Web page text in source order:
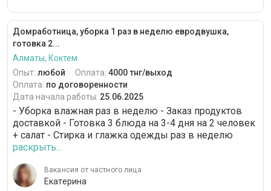
Домработница, уборка 1 раз в неделю евродвушка,
готовка 2...
Алматы, Коктем
Опыт: любой Оплата: 4000 тнг/выход
Оплата: по договоренности
Дата начала работы: 25.06.2025
- Уборка влажная раз в неделю - Заказ продуктов
доставкой - Готовка 3 блюда на 3-4 дня на 2 человек
+ салат - Стирка и глажка одежды раз в неделю
раскрыть...
Вакансия от частного лица
Екатерина